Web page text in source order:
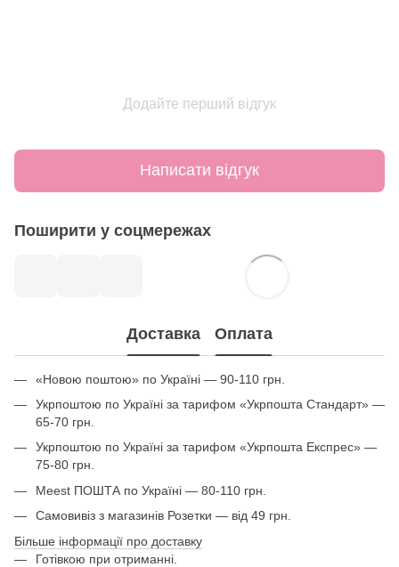
Додайте перший відгук
Написати відгук
Поширити у соцмережах
Доставка Оплата
«Новою поштою» по Україні — 90-110 грн.
Укрпоштою по Україні за тарифом «Укрпошта Стандарт» —
65-70 грн.
Укрпоштою по Україні за тарифом «Укрпошта Експрес» —
75-80 грн.
Meest ПОШТА по Україні — 80-110 грн.
Самовивіз з магазинів Розетки — від 49 грн.
Більше інформації про доставку
Готівкою при отриманні.